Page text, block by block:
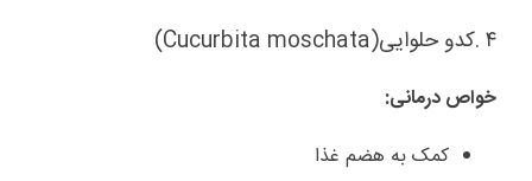
۴ .کدو حلوایی(Cucurbita moschata)
خواص درمانی:
کمک به هضم غذا